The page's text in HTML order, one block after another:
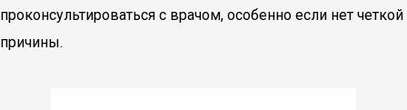
проконсультироваться с врачом, особенно если нет четкой
причины.